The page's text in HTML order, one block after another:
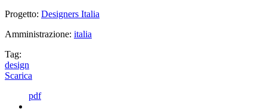
Progetto: Designers Italia
Amministrazione: italia
Tag:
design
Scarica
pdf